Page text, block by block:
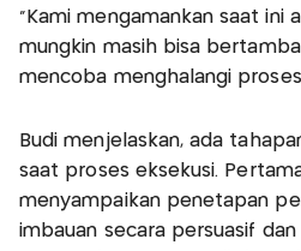
“Kami mengamankan saat ini
mungkin masih bisa
mencoba menghalangi
Budi menjelaskan, ada
saat proses eksekusi.
menyampaikan penetapan
imbauan secara persuasif